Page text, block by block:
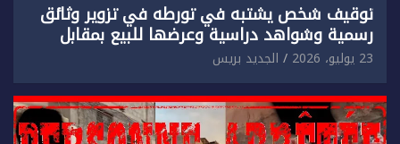
توقيف شخص يشتبه في تورطه في تزوير وثائق
رسمية وشواهد دراسية وعرضها للبيع بمقابل
مادي.
23 يوليو، 2026 الجديد بريس